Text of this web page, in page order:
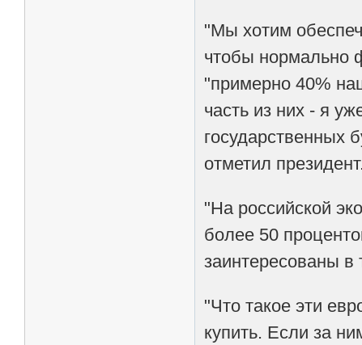
"Мы хотим
чтобы нормально
"примерно 40%
часть из них - я
государственных
отметил президент.
"На российской
более 50
заинтересованы в
"Что такое эти
купить. Если за